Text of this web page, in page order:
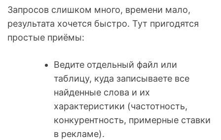
Запросов слишком много, времени мало,
результата хочется быстро. Тут пригодятся
простые приёмы:
Ведите отдельный файл или
таблицу, куда записываете все
найденные слова и их
характеристики (частотность,
конкурентность, примерные ставки
в рекламе).